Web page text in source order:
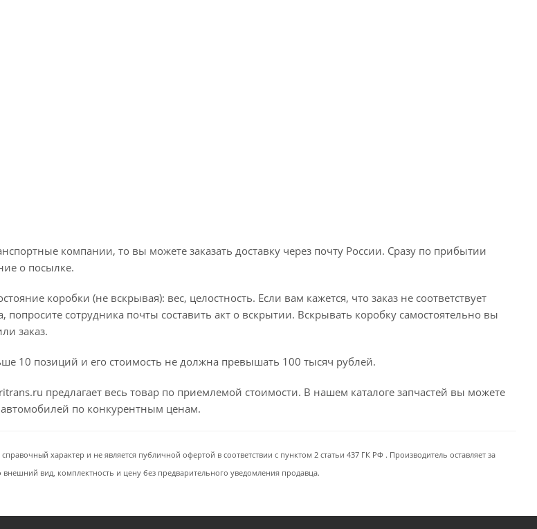
компании, то вы можете заказать доставку через почту России. Сразу по прибытии
о посылке.
коробки (не вскрывая): вес, целостность. Если вам кажется, что заказ не соответствует
сотрудника почты составить акт о вскрытии. Вскрывать коробку самостоятельно вы
заказ.
10 позиций и его стоимость не должна превышать 100 тысяч рублей.
предлагает весь товар по приемлемой стоимости. В нашем каталоге запчастей вы можете
автомобилей по конкурентным ценам.
характер и не является публичной офертой в соответствии с пунктом 2 статьи 437 ГК РФ . Производитель оставляет за
внешний вид, комплектность и цену без предварительного уведомления продавца.